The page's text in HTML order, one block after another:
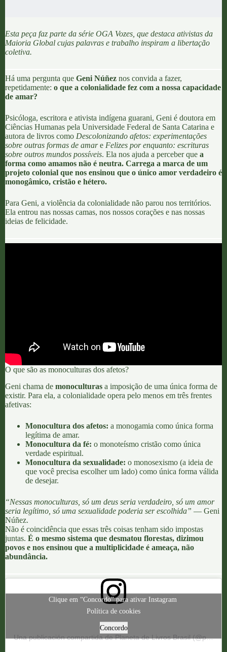
Esta peça faz parte da série OGA Vozes , que destaca ativistas da
Maioria Global cujas palavras e trabalho inspiram a libertação
coletiva.
Há uma pergunta que Geni Núñez nos convida a fazer,
repetidamente: o que a colonialidade fez com a nossa capacidade
de amar?
Psicóloga, escritora e ativista indígena guarani, Geni é doutora em
Ciências Humanas pela Universidade Federal de Santa Catarina e
autora de livros como Descolonizando afetos: experimentações
sobre outras formas de amare Felizes por enquanto: escrituras
sobre outros mundos possíveis. Ela nos ajuda a perceber que a
forma como amamos não é neutra. Carrega a marca de um
projeto colonial que nos ensinou que o único amor verdadeiro é
monogâmico, cristão e hétero.
Para Geni, a violência da colonialidade não parou nos territórios.
Ela entrou nas nossas camas, nos nossos corações e nas nossas
ideias de felicidade.
O que são as monoculturas dos afetos?
Geni chama de monoculturas a imposição de uma única forma de
existir. Para ela, a colonialidade opera pelo menos em três frentes
afetivas:
Monocultura dos afetos: a monogamia como única forma
legítima de amar.
Monocultura da fé: o monoteísmo cristão como única
verdade espiritual.
Monocultura da sexualidade: o monosexismo (a ideia de
que você precisa escolher um lado) como única forma válida
de desejar.
“Nessas monoculturas, só um deus seria verdadeiro, só um amor
seria legítimo, só uma sexualidade poderia ser escolhida” — Geni
Núñez.
Não é coincidência que essas três coisas tenham sido impostas
juntas. É o mesmo sistema que desmatou florestas, dizimou
povos e nos ensinou que a multiplicidade é ameaça, não
abundância.
Una publicación compartida de Planeta de Livros Brasil (@planetadelivrosbrasil)
Clique em “Concordo” para ativar Instagram
Política de cookies
Concordo